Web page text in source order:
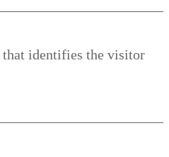
identifies the visitor